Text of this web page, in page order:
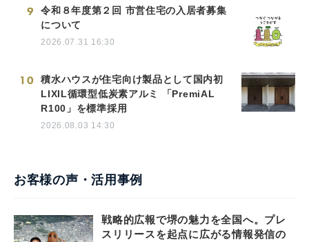
9
令和８年度第２回 市営住宅の入居者募集
について
2026.07.31 16:30
10
積水ハウスが住宅向け製品として国内初
LIXIL循環型低炭素アルミ 「PremiAL
R100」を標準採用
2026.08.03 14:30
お客様の声・活用事例
戦略的広報で堺の魅力を全国へ。プレ
スリリースを起点に広がる情報発信の